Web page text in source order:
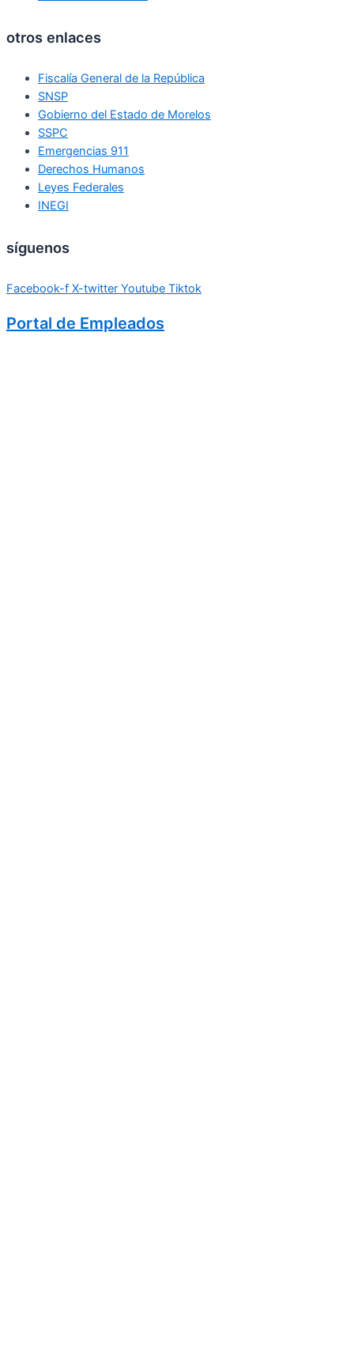
otros enlaces
Fiscalía General de la República
SNSP
Gobierno del Estado de Morelos
SSPC
Emergencias 911
Derechos Humanos
Leyes Federales
INEGI
síguenos
Facebook-f X-twitter Youtube Tiktok
Portal de Empleados